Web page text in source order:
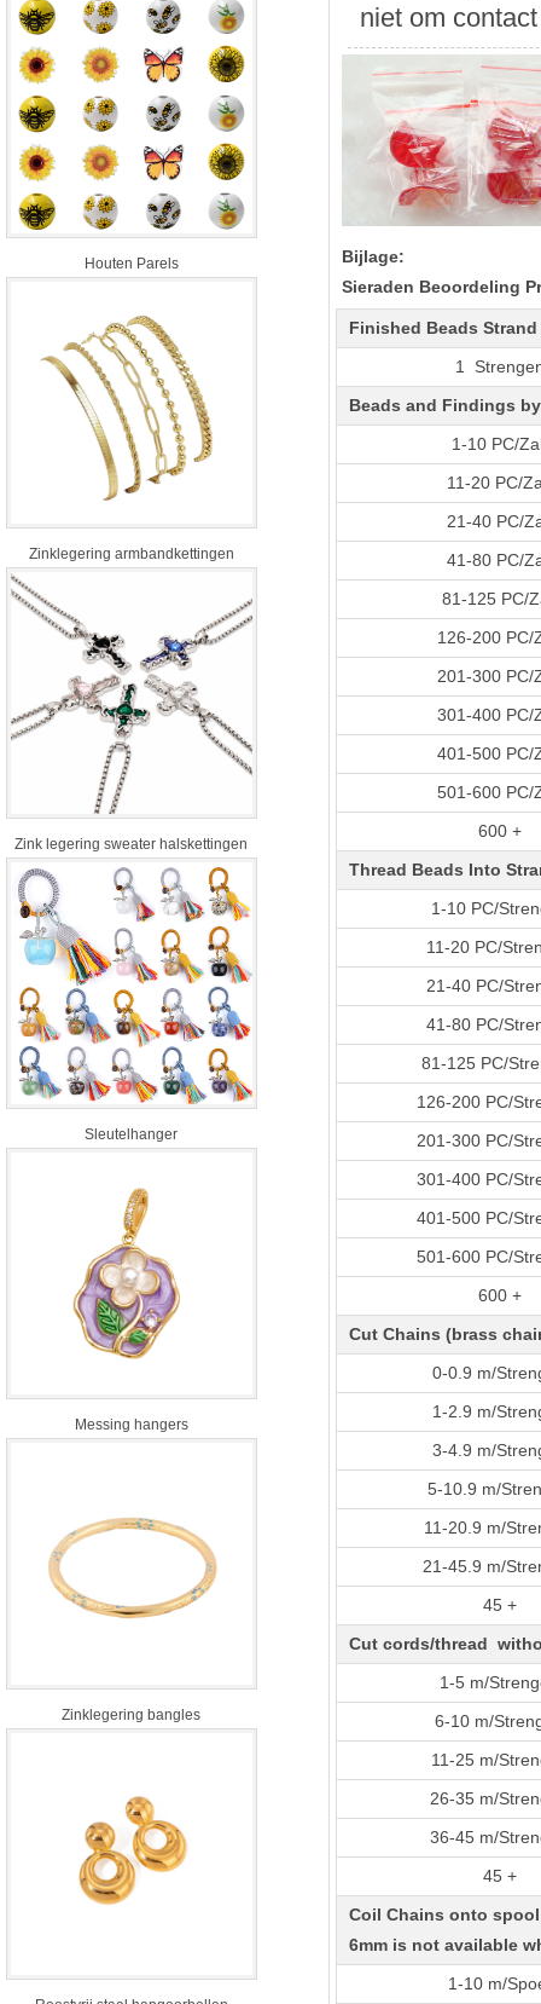
Houten Parels
Zinklegering armbandkettingen
Zink legering sweater halskettingen
Sleutelhanger
Messing hangers
Zinklegering bangles
niet om
Bijlage:
Sieraden Beoordeling
Finished Beads
1
Beads and Findings
1-10 PC/
11-20 PC/
21-40 PC/
41-80 PC/
81-125 PC/
126-200 PC/
201-300 PC/
301-400 PC/
401-500 PC/
501-600 PC/
600 +
Thread Beads Into
1-10 PC/
11-20 PC/
21-40 PC/
41-80 PC/
81-125 PC/
126-200 PC/
201-300 PC/
301-400 PC/
401-500 PC/
501-600 PC/
600 +
Cut Chains (brass
0-0.9 m/
1-2.9 m/
3-4.9 m/
5-10.9 m/
11-20.9 m/
21-45.9 m/
45 +
Cut cords/thread
1-5 m/
6-10 m/
11-25 m/
26-35 m/
36-45 m/
45 +
Coil Chains onto
6mm is not available
1-10 m/